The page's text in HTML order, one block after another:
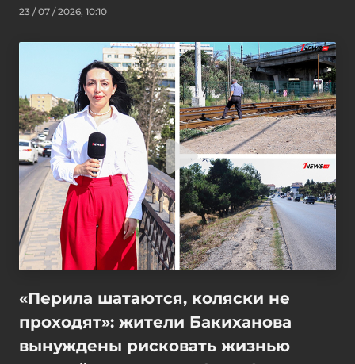
23 / 07 / 2026, 10:10
«Перила шатаются, коляски не
проходят»: жители Бакиханова
вынуждены рисковать жизнью